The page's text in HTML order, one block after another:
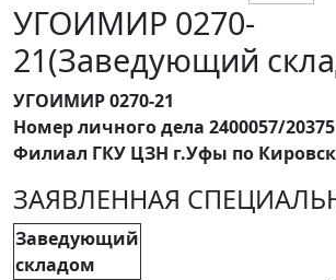
УГОИМИР 0270-
21(Заведующий
УГОИМИР 0270-21
Номер личного дела 2400057/20375
Филиал ГКУ ЦЗН г.Уфы по
ЗАЯВЛЕННАЯ
Заведующий
складом